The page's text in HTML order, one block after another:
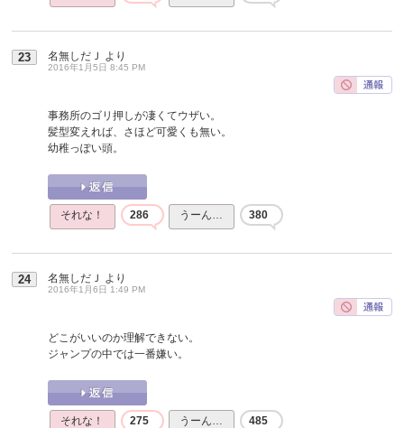
23 名無しだＪ より
2016年1月5日 8:45 PM
事務所のゴリ押しが凄くてウザい。
髪型変えれば、さほど可愛くも無い。
幼稚っぽい頭。
それな！ 286 うーん… 380
24 名無しだＪ より
2016年1月6日 1:49 PM
どこがいいのか理解できない。
ジャンプの中では一番嫌い。
それな！ 275 うーん… 485